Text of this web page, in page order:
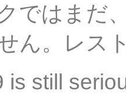
ではまだ
ん。レス
is still